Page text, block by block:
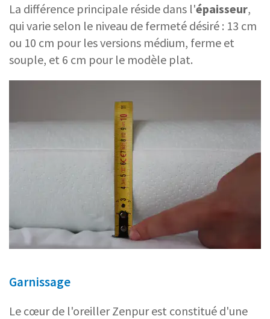
La différence principale réside dans l'épaisseur,
qui varie selon le niveau de fermeté désiré : 13 cm
ou 10 cm pour les versions médium, ferme et
souple, et 6 cm pour le modèle plat.
Garnissage
Le cœur de l'oreiller Zenpur est constitué d'une